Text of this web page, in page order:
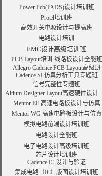
Power Pcb(PADS)设计培训班
Protel培训班
高效开关电源设计与提高班
电路设计培训
EMC设计高级培训班
PCB Layout培训-线路板设计全能班
Allegro Cadence PCB Layout高级班
Cadence SI 仿真分析工具专题班
信号完整性专题班
Altium Designer Layout高速硬件设计
Mentor EE 高速电路板设计与仿真
Mentor WG 高速电路板设计与仿真
模拟电路前端设计培训班
电路设计全能班
电子电路设计高级培训班
芯片设计培训班
Cadence IC 设计与验证
集成电路（IC）版图设计培训班